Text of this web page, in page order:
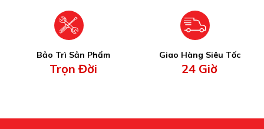
Bảo Trì Sản Phẩm
Trọn Đời
Giao Hàng Siêu Tốc
24 Giờ